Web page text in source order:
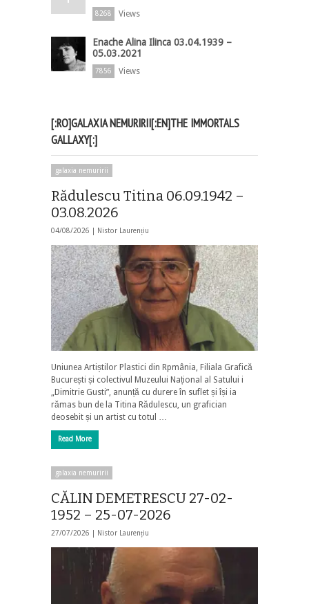
8268 Views
Enache Alina Ilinca 03.04.1939 –
05.03.2021
7856 Views
[:RO]GALAXIA NEMURIRII[:EN]THE IMMORTALS
GALLAXY[:]
galaxia nemuririi
Rădulescu Titina 06.09.1942 –
03.08.2026
04/08/2026 | Nistor Laurențiu
Uniunea Artiștilor Plastici din Rpmânia, Filiala Grafică
București și colectivul Muzeului Național al Satului i
„Dimitrie Gusti”, anunță cu durere în suflet și își ia
rămas bun de la Titina Rădulescu, un grafician
deosebit și un artist cu totul …
Read More
galaxia nemuririi
CĂLIN DEMETRESCU 27-02-
1952 – 25-07-2026
27/07/2026 | Nistor Laurențiu